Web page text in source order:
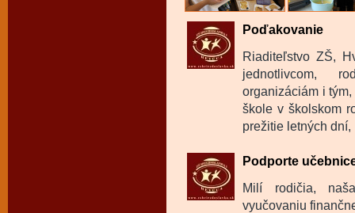
Poďakovanie
Riaditeľstvo ZŠ,
jednotlivcom,
organizáciám i
škole v školskom
prežitie letných
Podporte
Milí rodičia,
vyučovaniu